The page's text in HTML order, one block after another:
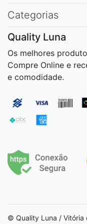
Categorias
Quality Luna
Os melhores
Compre Online e
e comodidade.
© Quality Luna / Vitória